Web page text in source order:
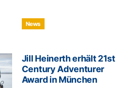
News
Jill Heinerth erhält 21st
Century Adventurer
Award in München